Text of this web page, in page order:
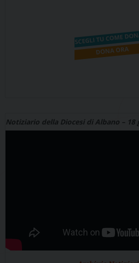
Notiziario della Diocesi di Albano – 18